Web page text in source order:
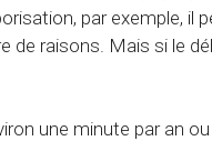
par exemple, il
de raisons. Mais si le
une minute par an